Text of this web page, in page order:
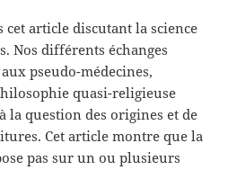
cet article discutant la science
Nos différents échanges
pseudo-médecines,
quasi-religieuse
la question des origines et de
Cet article montre que la
pas sur un ou plusieurs